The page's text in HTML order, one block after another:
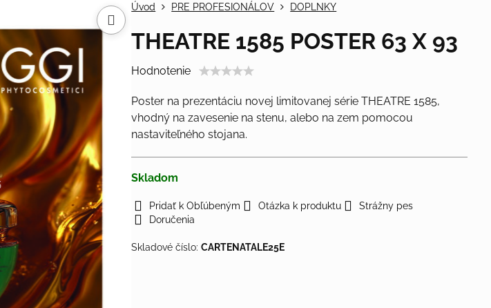
Úvod PRE PROFESIONÁLOV DOPLNKY
THEATRE 1585 POSTER 63 X 93
Hodnotenie
Poster na prezentáciu novej limitovanej série THEATRE 1585,
vhodný na zavesenie na stenu, alebo na zem pomocou
nastaviteľného stojana.
Skladom
Pridať k Obľúbeným Otázka k produktu
Strážny pes
Doručenia
Skladové číslo:CARTENATALE25E